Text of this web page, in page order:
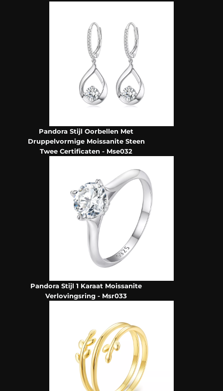
Pandora Stijl Oorbellen Met
Druppelvormige Moissanite Steen
Twee Certificaten - Mse032
Pandora Stijl 1 Karaat Moissanite
Verlovingsring - Msr033